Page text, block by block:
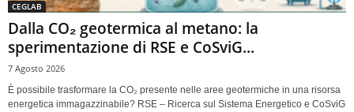
CEGLAB
Dalla CO₂ geotermica al metano: la
sperimentazione di RSE e CoSviG...
7 Agosto 2026
È possibile trasformare la CO₂ presente nelle aree geotermiche in una risorsa
energetica immagazzinabile? RSE – Ricerca sul Sistema Energetico e CoSviG